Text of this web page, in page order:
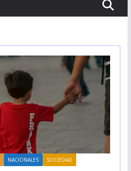
NACIONALES SOCIEDAD